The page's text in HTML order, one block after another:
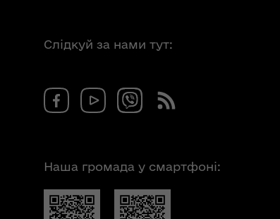
Слідкуй за нами тут:
Наша громада у смартфоні: